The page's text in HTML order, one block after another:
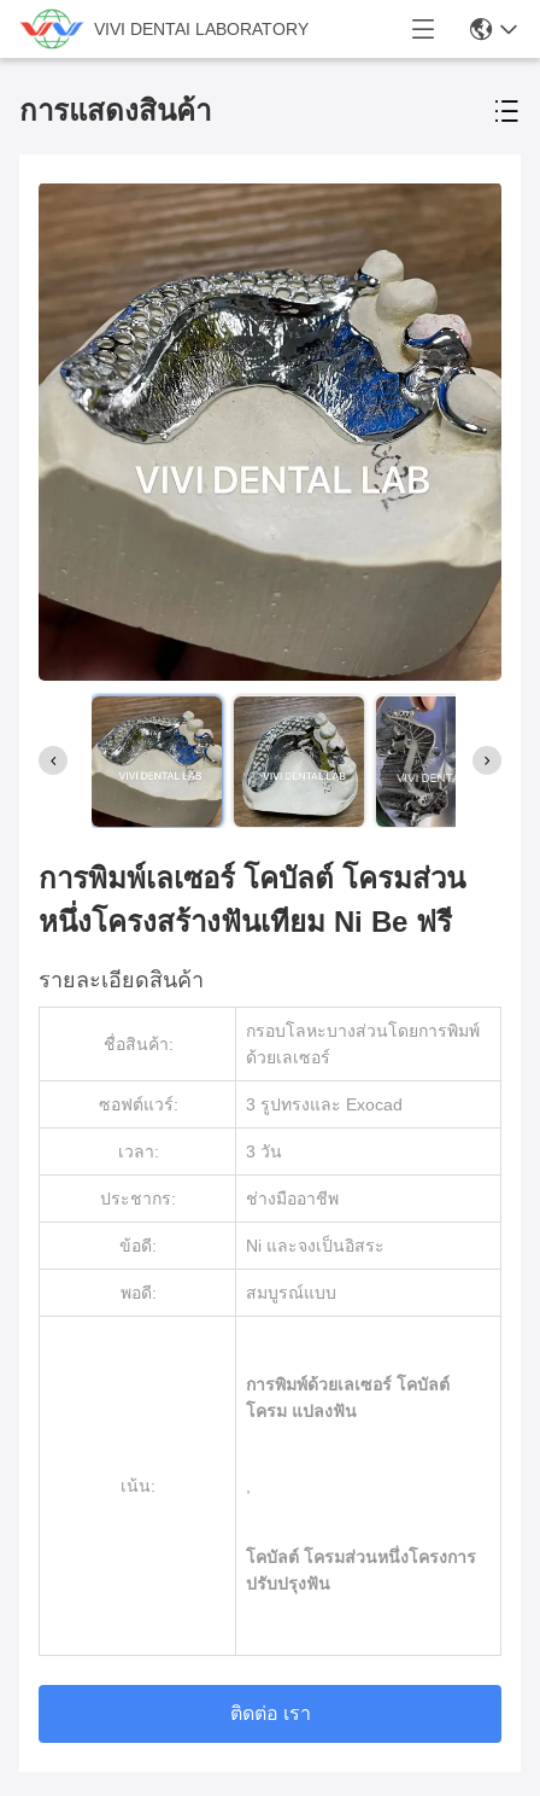
VIVI DENTAI LABORATORY
การแสดงสินค้า
การพิมพ์เลเซอร์ โคบัลต์ โครมส่วน
หนึ่งโครงสร้างฟันเทียม Ni Be ฟรี
รายละเอียดสินค้า
ชื่อสินค้า:
กรอบโลหะบางส่วนโดยการพิมพ์
ด้วยเลเซอร์
ซอฟต์แวร์: 3 รูปทรงและ Exocad
เวลา: 3 วัน
ประชากร: ช่างมืออาชีพ
ข้อดี: Ni และจงเป็นอิสระ
พอดี: สมบูรณ์แบบ
เน้น:
การพิมพ์ด้วยเลเซอร์ โคบัลต์
โครม แปลงฟัน
โคบัลต์ โครมส่วนหนึ่งโครงการ
ปรับปรุงฟัน
ติดต่อ เรา